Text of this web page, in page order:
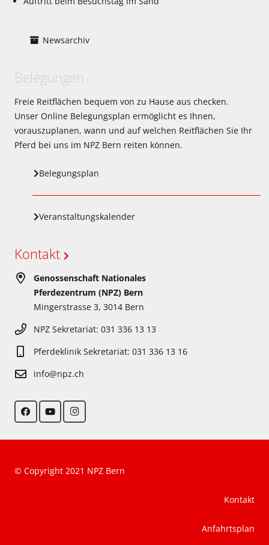
Newsarchiv
Belegungen
Freie Reitflächen bequem von zu Hause aus checken.
Unser Online Belegungsplan ermöglicht es Ihnen,
vorauszuplanen, wann und auf welchen Reitflächen Sie Ihr
Pferd bei uns im NPZ Bern reiten können.
Belegungsplan
Veranstaltungskalender
Kontakt
Genossenschaft Nationales
Pferdezentrum (NPZ) Bern
Mingerstrasse 3, 3014 Bern
NPZ Sekretariat: 031 336 13 13
Pferdeklinik Sekretariat: 031 336 13 16
info@npz.ch
© Copyright 2021 NPZ Bern
Kontakt
Anfahrtsplan